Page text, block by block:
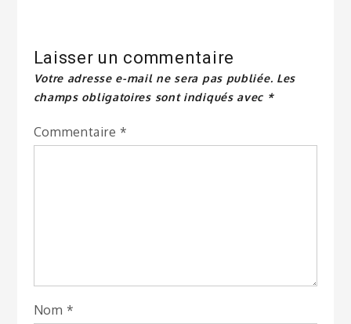
Laisser un commentaire
Votre adresse e-mail ne sera pas publiée. Les
champs obligatoires sont indiqués avec *
Commentaire *
Nom *